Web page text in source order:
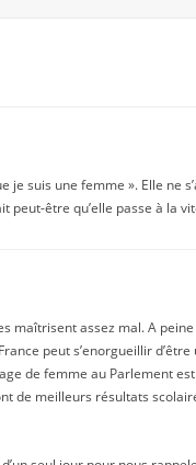
je suis une femme ». Elle ne
être qu’elle passe à la
maîtrisent assez mal. A
peut s’enorgueillir
de femme au Parlement
de meilleurs résultats